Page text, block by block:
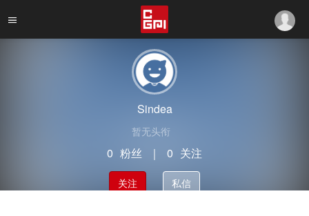
Sindea
暂无头衔
0 粉丝 ｜ 0 关注
关注 私信